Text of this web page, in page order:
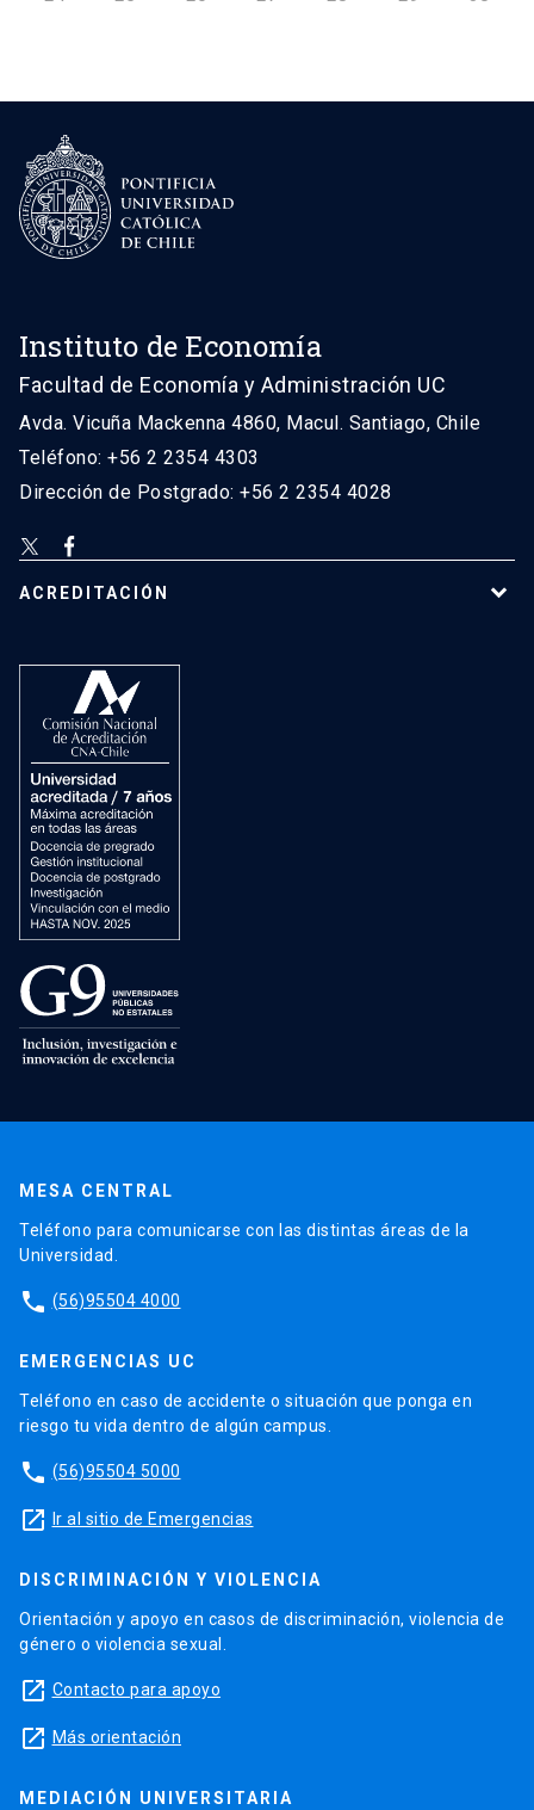
Instituto de Economía
Facultad de Economía y Administración UC
Avda. Vicuña Mackenna 4860, Macul. Santiago, Chile
Teléfono: +56 2 2354 4303
Dirección de Postgrado: +56 2 2354 4028
ACREDITACIÓN
MESA CENTRAL
Teléfono para comunicarse con las distintas áreas de la
Universidad.
phone (56)95504 4000
EMERGENCIAS UC
Teléfono en caso de accidente o situación que ponga en
riesgo tu vida dentro de algún campus.
phone (56)95504 5000
launch Ir al sitio de Emergencias
DISCRIMINACIÓN Y VIOLENCIA
Orientación y apoyo en casos de discriminación, violencia de
género o violencia sexual.
launch Contacto para apoyo
launch Más orientación
MEDIACIÓN UNIVERSITARIA